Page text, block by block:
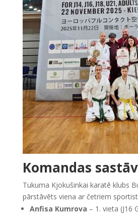
Komandas
Tukuma Kjokušinkai karatē klubs
pārstāvēts viena ar četriem
Anfisa Kumrova – 1. vieta (J16